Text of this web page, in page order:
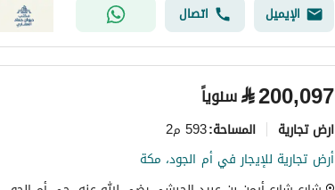
الإيميل اتصال
⃁200,097 سنوياً
ارض تجارية المساحة:593 م2
أرض تجارية للإيجار في أم الجود، مكة